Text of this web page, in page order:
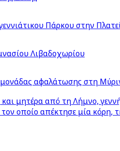
Πάρκου στην
Λιβαδοχωρίου
μονάδας αφαλάτωσης στη
μητέρα από τη Λήμνο,
τον οποίο απέκτησε μία κόρη,